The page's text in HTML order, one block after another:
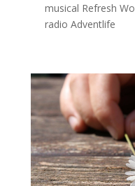
musical Refresh
radio Adventlife